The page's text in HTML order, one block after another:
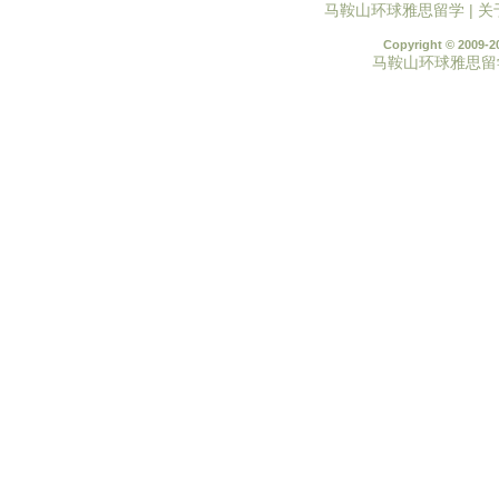
马鞍山环球雅思留学 | 关
Copyright © 2009-
马鞍山环球雅思